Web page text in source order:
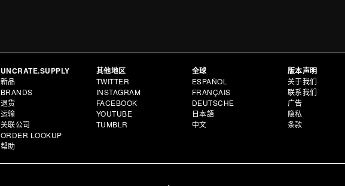
UNCRATE.SUPPLY
新品
BRANDS
退货
运输
关联公司
ORDER LOOKUP
帮助
其他地区
TWITTER
INSTAGRAM
FACEBOOK
YOUTUBE
TUMBLR
全球
ESPAÑOL
FRANÇAIS
DEUTSCHE
日本語
中文
版本声明
关于我们
联系我们
广告
隐私
条款